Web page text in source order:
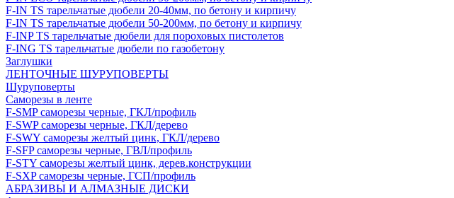
F-IN TS тарельчатые дюбели 20-40мм, по бетону и кирпичу
F-IN TS тарельчатые дюбели 50-200мм, по бетону и кирпичу
F-INP TS тарельчатые дюбели для пороховых пистолетов
F-ING TS тарельчатые дюбели по газобетону
Заглушки
ЛЕНТОЧНЫЕ ШУРУПОВЕРТЫ
Шуруповерты
Саморезы в ленте
F-SMP саморезы черные, ГКЛ/профиль
F-SWP саморезы черные, ГКЛ/дерево
F-SWY саморезы желтый цинк, ГКЛ/дерево
F-SFP саморезы черные, ГВЛ/профиль
F-STY саморезы желтый цинк, дерев.конструкции
F-SXP саморезы черные, ГСП/профиль
АБРАЗИВЫ И АЛМАЗНЫЕ ДИСКИ